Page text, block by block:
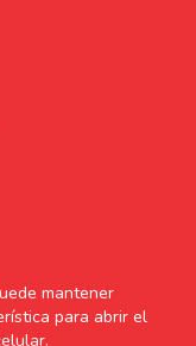
mantener
para abrir el